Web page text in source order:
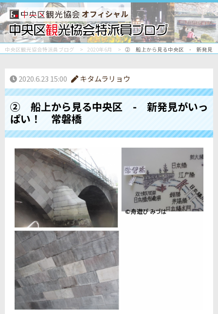
オフィシャル
中央区観光協会特派員ブログ 2020年6月 ② 船上から見る中央区 - 新発見が
2020.6.23 15:00 キタムラリョウ
② 船上から見る中央区 - 新発見がいっ
ぱい！ 常磐橋